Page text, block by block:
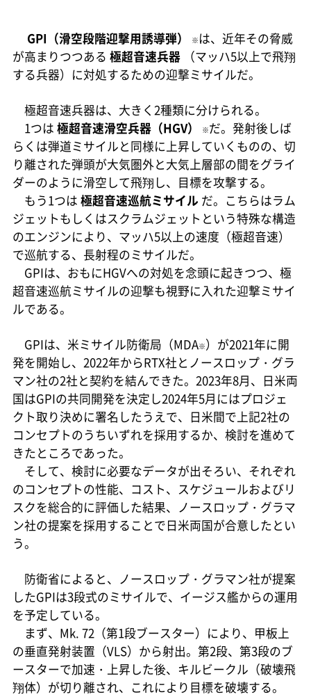
GPI（滑空段階迎撃用誘導弾） ※ は、近年その脅威
が高まりつつある 極超音速兵器
（マッハ5以上で飛翔
する兵器）に対処するための迎撃ミサイルだ。
極超音速兵器は、大きく2種類に分けられる。
1つは 極超音速滑空兵器（HGV） ※だ。発射後しば
らくは弾道ミサイルと同様に上昇していくものの、切
り離された弾頭が大気圏外と大気上層部の間をグライ
ダーのように滑空して飛翔し、目標を攻撃する。
もう1つは 極超音速巡航ミサイル だ。こちらはラム
ジェットもしくはスクラムジェットという特殊な構造
のエンジンにより、マッハ5以上の速度（極超音速）
で巡航する、長射程のミサイルだ。
GPIは、おもにHGVへの対処を念頭に起きつつ、極
超音速巡航ミサイルの迎撃も視野に入れた迎撃ミサイ
ルである。
GPIは、米ミサイル防衛局（MDA※）が2021年に開
発を開始し、2022年からRTX社とノースロップ・グラ
マン社の2社と契約を結んできた。2023年8月、日米両
国はGPIの共同開発を決定し2024年5月にはプロジェ
クト取り決めに署名したうえで、日米間で上記2社の
コンセプトのうちいずれを採用するか、検討を進めて
きたところであった。
そして、検討に必要なデータが出そろい、それぞれ
のコンセプトの性能、コスト、スケジュールおよびリ
スクを総合的に評価した結果、ノースロップ・グラマ
ン社の提案を採用することで日米両国が合意したとい
う。
防衛省によると、ノースロップ・グラマン社が提案
したGPIは3段式のミサイルで、イージス艦からの運用
を予定している。
まず、Mk. 72（第1段ブースター）により、甲板上
の垂直発射装置（VLS）から射出。第2段、第3段のブ
ースターで加速・上昇した後、キルビークル（破壊飛
翔体）が切り離され、これにより目標を破壊する。